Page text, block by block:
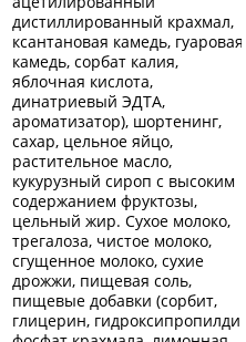
дистиллированный крахмал,
ксантановая камедь, гуаровая
камедь, сорбат калия,
яблочная кислота,
динатриевый ЭДТА,
ароматизатор), шортенинг,
сахар, цельное яйцо,
растительное масло,
кукурузный сироп с высоким
содержанием фруктозы,
цельный жир. Сухое молоко,
трегалоза, чистое молоко,
сгущенное молоко, сухие
дрожжи, пищевая соль,
пищевые добавки (сорбит,
глицерин, гидроксипропилди